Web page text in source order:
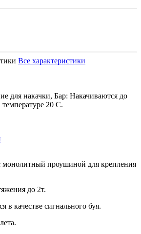
Все характеристики
для накачки, Бар: Накачиваются до
20 С.
монолитный проушиной для крепления
до 2т.
в качестве сигнального буя.